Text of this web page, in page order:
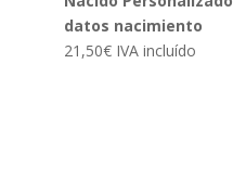
datos nacimiento
21,50€ IVA incluído